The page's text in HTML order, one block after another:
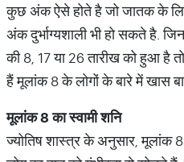
कुछ अंक ऐसे होते है जो जातक के
अंक दुर्भाग्यशाली भी हो सकते है.
की 8, 17 या 26 तारीख को हुआ है
हैं मूलांक 8 के लोगों के बारे में खास
मूलांक8कास्वामीशनि
ज्योतिष शास्त्र के अनुसार, मूलांक